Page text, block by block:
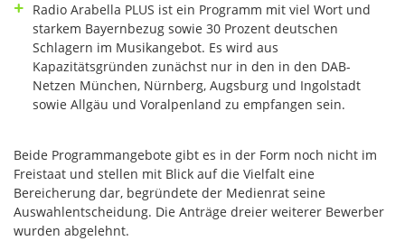
Radio Arabella PLUS ist ein Programm mit viel Wort und
starkem Bayernbezug sowie 30 Prozent deutschen
Schlagern im Musikangebot. Es wird aus
Kapazitätsgründen zunächst nur in den in den DAB-
Netzen München, Nürnberg, Augsburg und Ingolstadt
sowie Allgäu und Voralpenland zu empfangen sein.
Beide Programmangebote gibt es in der Form noch nicht im
Freistaat und stellen mit Blick auf die Vielfalt eine
Bereicherung dar, begründete der Medienrat seine
Auswahlentscheidung. Die Anträge dreier weiterer Bewerber
wurden abgelehnt.